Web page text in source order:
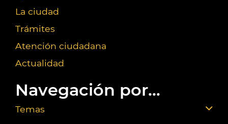
La ciudad
Trámites
Atención ciudadana
Actualidad
Navegación por...
Temas